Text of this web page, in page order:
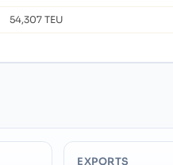
54,307 TEU
EXPORTS